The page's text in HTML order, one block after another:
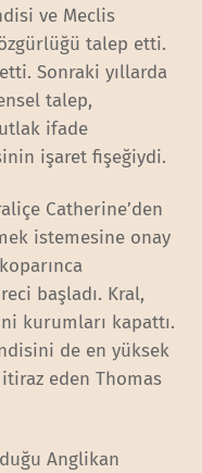
ve Meclis
talep etti.
Sonraki yıllarda
talep,
ifade
işaret fişeğiydi.
Catherine’den
istemesine onay
başladı. Kral,
kurumları kapattı.
de en yüksek
eden Thomas
Anglikan